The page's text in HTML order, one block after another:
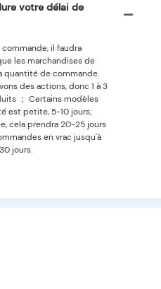
votre délai de
commande, il faudra
les marchandises de
quantité de commande.
des actions, donc 1 à 3
； Certains modèles
est petite, 5-10 jours;
cela prendra 20-25 jours
en vrac jusqu'à
jours.